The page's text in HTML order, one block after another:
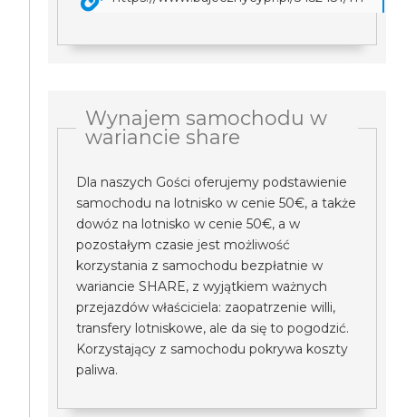
Wynajem samochodu w
wariancie share
Dla naszych Gości oferujemy podstawienie
samochodu na lotnisko w cenie 50€, a także
dowóz na lotnisko w cenie 50€, a w
pozostałym czasie jest możliwość
korzystania z samochodu bezpłatnie w
wariancie SHARE, z wyjątkiem ważnych
przejazdów właściciela: zaopatrzenie willi,
transfery lotniskowe, ale da się to pogodzić.
Korzystający z samochodu pokrywa koszty
paliwa.